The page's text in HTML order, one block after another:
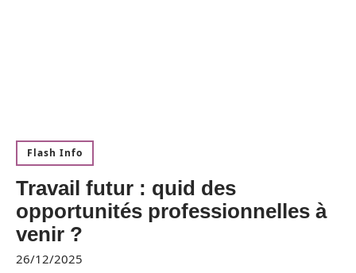
Flash Info
Travail futur : quid des
opportunités professionnelles à
venir ?
26/12/2025